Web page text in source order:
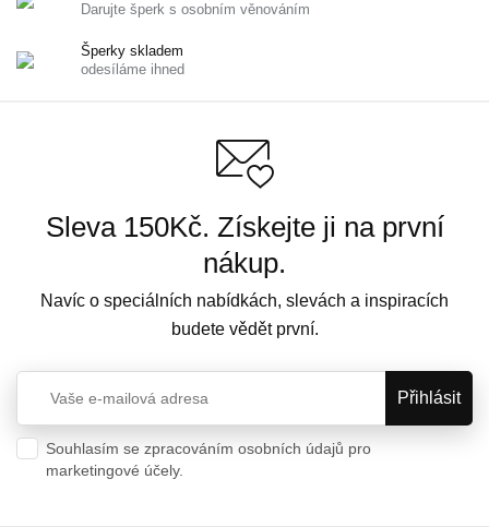
Darujte šperk s osobním věnováním
Šperky skladem
odesíláme ihned
Sleva 150Kč. Získejte ji na první
nákup.
Navíc o speciálních nabídkách, slevách a inspiracích
budete vědět první.
Souhlasím se zpracováním osobních údajů pro
marketingové účely.